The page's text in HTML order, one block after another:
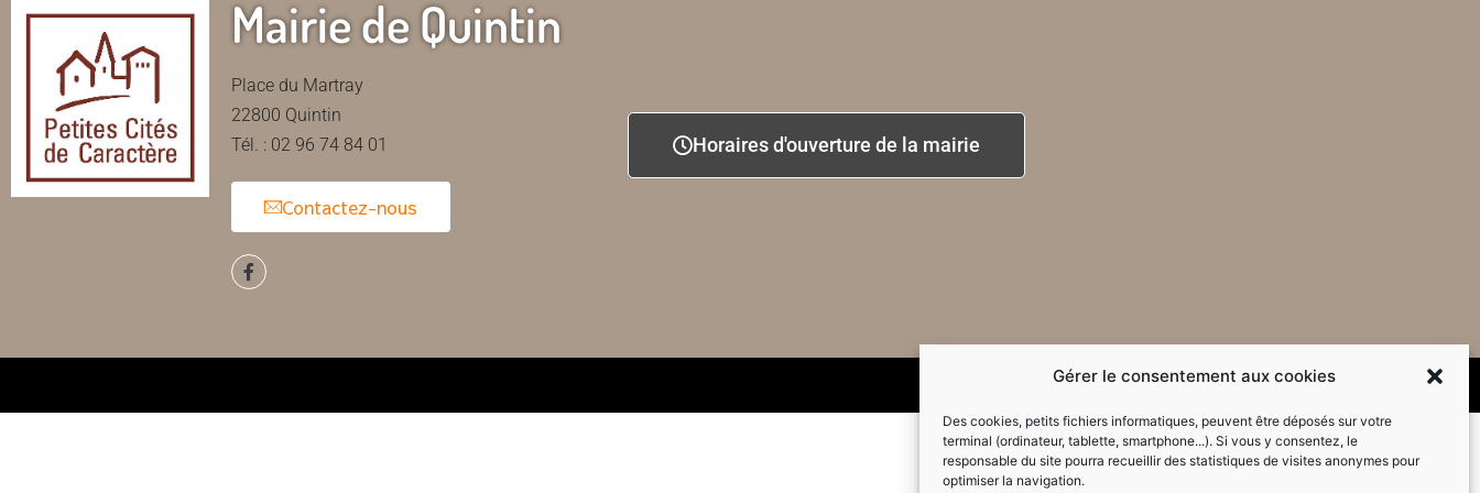
Gérer le consentement aux cookies
Des cookies, petits fichiers informatiques, peuvent être déposés sur votre
terminal (ordinateur, tablette, smartphone...). Si vous y consentez, le
responsable du site pourra recueillir des statistiques de visites anonymes pour
optimiser la navigation.
Mairie de Quintin
Place du Martray
22800 Quintin
Tél. : 02 96 74 84 01
Contactez-nous
Horaires d'ouverture de la mairie